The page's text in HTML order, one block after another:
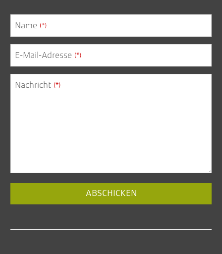
Name (*)
E-Mail-Adresse (*)
Nachricht (*)
Website
ABSCHICKEN